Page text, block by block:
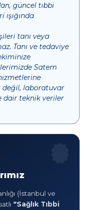
güncel tıbbi
tanı veya
Tanı ve tedaviye
Satem
değil, laboratuvar
dair teknik veriler
(İstanbul ve
"Sağlık Tıbbi